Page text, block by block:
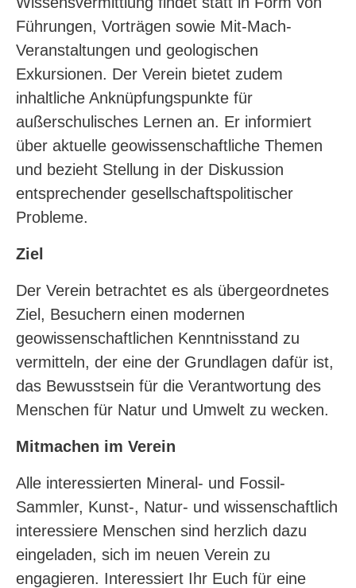
Führungen, Vorträgen sowie Mit-Mach-
Veranstaltungen und geologischen
Exkursionen. Der Verein bietet zudem
inhaltliche Anknüpfungspunkte für
außerschulisches Lernen an. Er informiert
über aktuelle geowissenschaftliche Themen
und bezieht Stellung in der Diskussion
entsprechender gesellschaftspolitischer
Probleme.
Ziel
Der Verein betrachtet es als übergeordnetes
Ziel, Besuchern einen modernen
geowissenschaftlichen Kenntnisstand zu
vermitteln, der eine der Grundlagen dafür ist,
das Bewusstsein für die Verantwortung des
Menschen für Natur und Umwelt zu wecken.
Mitmachen im Verein
Alle interessierten Mineral- und Fossil-
Sammler, Kunst-, Natur- und wissenschaftlich
interessiere Menschen sind herzlich dazu
eingeladen, sich im neuen Verein zu
engagieren. Interessiert Ihr Euch für eine